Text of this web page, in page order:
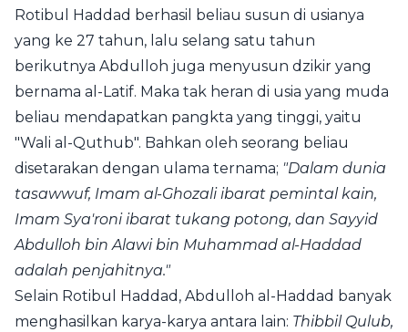
Rotibul Haddad berhasil beliau susun di usianya
yang ke 27 tahun, lalu selang satu tahun
berikutnya Abdulloh juga menyusun dzikir yang
bernama al-Latif. Maka tak heran di usia yang muda
beliau mendapatkan pangkta yang tinggi, yaitu
"Wali al-Quthub". Bahkan oleh seorang beliau
disetarakan dengan ulama ternama; "Dalam dunia
tasawwuf, Imam al-Ghozali ibarat pemintal kain,
Imam Sya'roni ibarat tukang potong, dan Sayyid
Abdulloh bin Alawi bin Muhammad al-Haddad
adalah penjahitnya."
Selain Rotibul Haddad, Abdulloh al-Haddad banyak
menghasilkan karya-karya antara lain: Thibbil Qulub,